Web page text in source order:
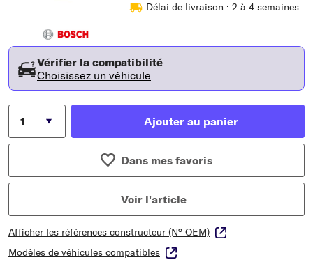
Délai de livraison : 2 à 4 semaines
Vérifier la compatibilité
Choisissez un véhicule
Ajouter au panier
Dans mes favoris
Voir l'article
Afficher les références constructeur (N° OEM)
Modèles de véhicules compatibles